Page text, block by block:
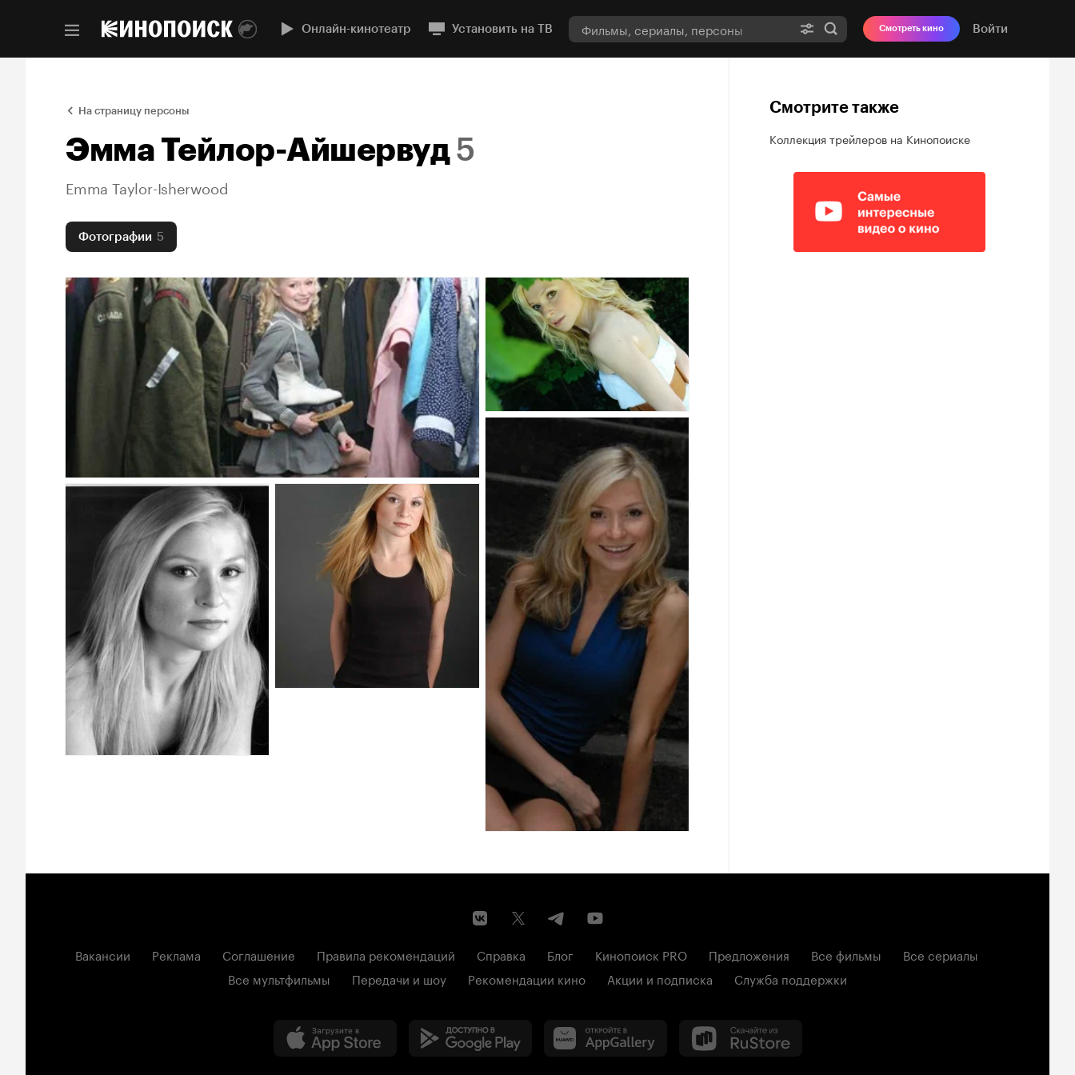
Онлайн-кинотеатр Установить на ТВ Смотреть кино Войти
На страницу персоны
Эмма Тейлор-Айшервуд5
Emma Taylor-Isherwood
Фотографии 5
Смотрите также
Коллекция трейлеров на Кинопоиске
Вакансии Реклама Соглашение Правила рекомендаций Справка Блог Кинопоиск PRO Предложения Все фильмы
Все сериалы
Все мультфильмы
Передачи и шоу Рекомендации кино Акции и подписка Служба поддержки